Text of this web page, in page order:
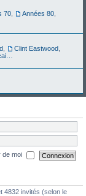
70 Années 80
Clint Eastwood
de moi
4832 invités (selon le